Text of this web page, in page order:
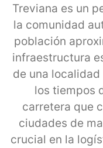
Treviana es un
la comunidad
población
infraestructura
de una
los tiempos
carretera que
ciudades de
crucial en la